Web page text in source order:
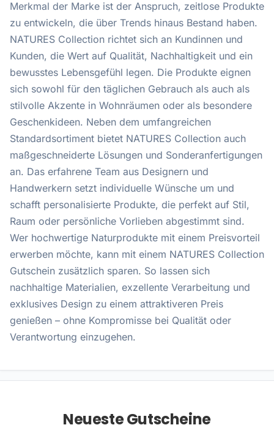
Merkmal der Marke ist der Anspruch, zeitlose Produkte
zu entwickeln, die über Trends hinaus Bestand haben.
NATURES Collection richtet sich an Kundinnen und
Kunden, die Wert auf Qualität, Nachhaltigkeit und ein
bewusstes Lebensgefühl legen. Die Produkte eignen
sich sowohl für den täglichen Gebrauch als auch als
stilvolle Akzente in Wohnräumen oder als besondere
Geschenkideen. Neben dem umfangreichen
Standardsortiment bietet NATURES Collection auch
maßgeschneiderte Lösungen und Sonderanfertigungen
an. Das erfahrene Team aus Designern und
Handwerkern setzt individuelle Wünsche um und
schafft personalisierte Produkte, die perfekt auf Stil,
Raum oder persönliche Vorlieben abgestimmt sind.
Wer hochwertige Naturprodukte mit einem Preisvorteil
erwerben möchte, kann mit einem NATURES Collection
Gutschein zusätzlich sparen. So lassen sich
nachhaltige Materialien, exzellente Verarbeitung und
exklusives Design zu einem attraktiveren Preis
genießen – ohne Kompromisse bei Qualität oder
Verantwortung einzugehen.
Neueste Gutscheine